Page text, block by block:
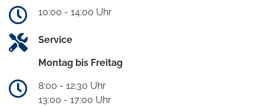
10:00 - 14:00 Uhr
Service
Montag bis Freitag
8:00 - 12:30 Uhr
13:00 - 17:00 Uhr